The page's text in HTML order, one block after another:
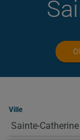
Ville